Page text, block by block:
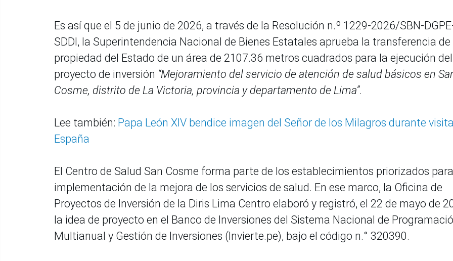
Es así que el 5 de junio de 2026, a través de la Resolución n.º 1229-2026/SBN-
SDDI, la Superintendencia Nacional de Bienes Estatales aprueba la transferencia de
propiedad del Estado de un área de 2107.36 metros cuadrados para la ejecución del
proyecto de inversión “Mejoramiento del servicio de atención de salud básicos en
Cosme, distrito de La Victoria, provincia y departamento de Lima”.
Lee también: Papa León XIV bendice imagen del Señor de los Milagros durante
España
El Centro de Salud San Cosme forma parte de los establecimientos priorizados
implementación de la mejora de los servicios de salud. En ese marco, la Oficina de
Proyectos de Inversión de la Diris Lima Centro elaboró y registró, el 22 de mayo de
la idea de proyecto en el Banco de Inversiones del Sistema Nacional de
Multianual y Gestión de Inversiones (Invierte.pe), bajo el código n.° 320390.